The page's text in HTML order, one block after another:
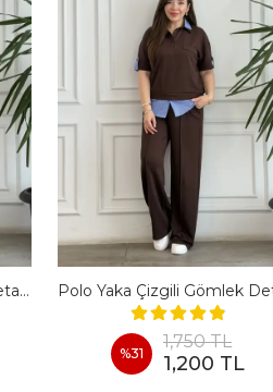
Polo Yaka Çizgili Gömlek Detaylı Kısa Kollu Takım - BEYAZ
%31
1,750 TL
1,200 TL